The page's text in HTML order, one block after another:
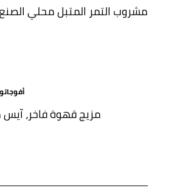
مشروب التمر المتبل محلي
أفوجاتو
مزيج قهوة فاخر، آيس